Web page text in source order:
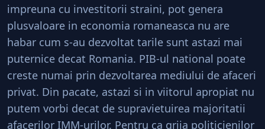
impreuna cu investitorii straini, pot genera
plusvaloare in economia romaneasca nu are
habar cum s-au dezvoltat tarile sunt astazi mai
puternice decat Romania. PIB-ul national poate
creste numai prin dezvoltarea mediului de afaceri
privat. Din pacate, astazi si in viitorul apropiat nu
putem vorbi decat de supravietuirea majoritatii
afacerilor IMM-urilor. Pentru ca grija politicienilor